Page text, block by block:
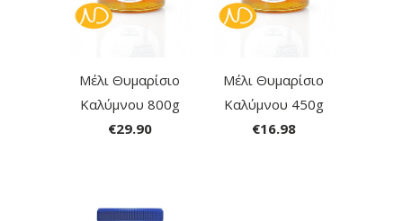
Μέλι Θυμαρίσιο
Καλύμνου 800g
€29.90
Μέλι Θυμαρίσιο
Καλύμνου 450g
€16.98